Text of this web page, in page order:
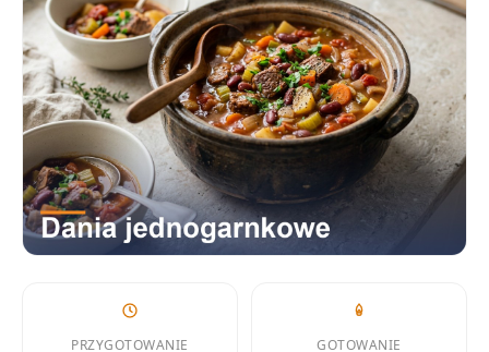
PRZYGOTOWANIE GOTOWANIE